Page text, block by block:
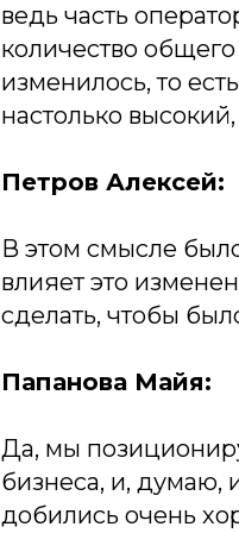
ведь часть
количество
изменилось, то
настолько
Петров Алексей:
В этом смысле
влияет это
сделать, чтобы
Папанова Майя:
Да, мы
бизнеса, и, думаю,
добились очень